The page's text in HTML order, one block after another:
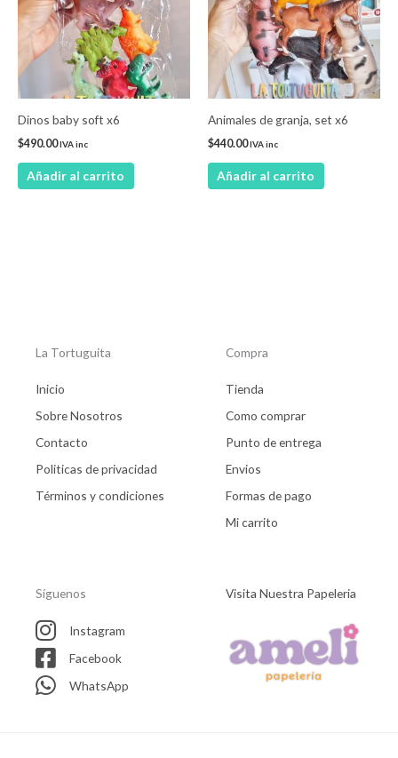
Dinos baby soft x6
$490.00IVA inc
Añadir al carrito
Animales de granja, set x6
$440.00IVA inc
Añadir al carrito
La Tortuguita
Inicio
Sobre Nosotros
Contacto
Politicas de privacidad
Términos y condiciones
Compra
Tienda
Como comprar
Punto de entrega
Envios
Formas de pago
Mi carrito
Síguenos
Instagram
Facebook
WhatsApp
Visita Nuestra Papeleria